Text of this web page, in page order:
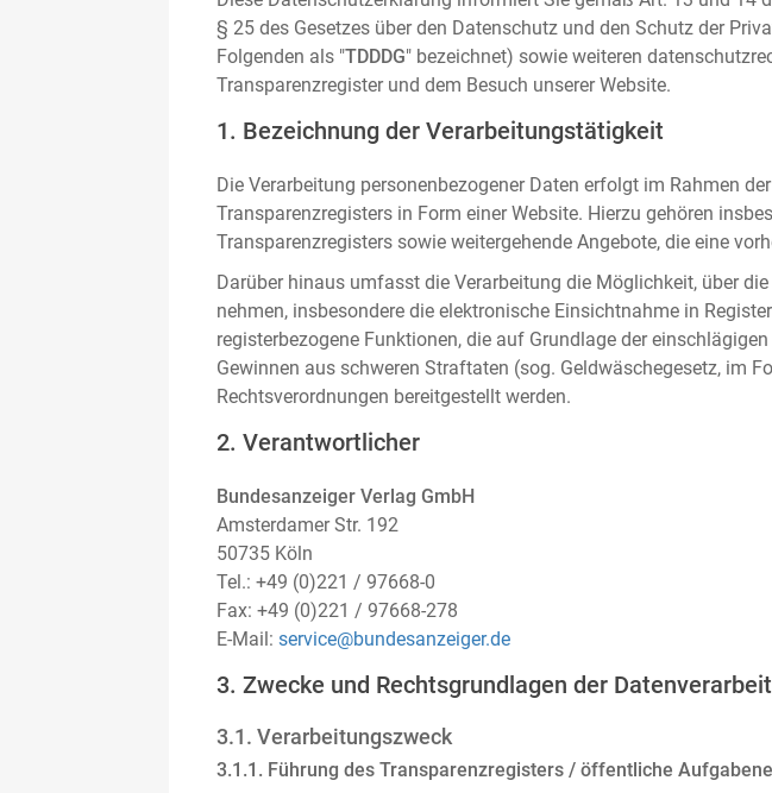
§ 25 des Gesetzes über den Datenschutz und den Schutz der
Folgenden als "TDDDG" bezeichnet) sowie weiteren
Transparenzregister und dem Besuch unserer Website.
1. Bezeichnung der Verarbeitungstätigkeit
Die Verarbeitung personenbezogener Daten erfolgt im Rahmen
Transparenzregisters in Form einer Website. Hierzu gehören
Transparenzregisters sowie weitergehende Angebote, die eine
Darüber hinaus umfasst die Verarbeitung die Möglichkeit, über
nehmen, insbesondere die elektronische Einsichtnahme in
registerbezogene Funktionen, die auf Grundlage der
Gewinnen aus schweren Straftaten (sog. Geldwäschegesetz, im
Rechtsverordnungen bereitgestellt werden.
2. Verantwortlicher
Bundesanzeiger Verlag GmbH
Amsterdamer Str. 192
50735 Köln
Tel.: +49 (0)221 / 97668-0
Fax: +49 (0)221 / 97668-278
E-Mail: service@bundesanzeiger.de
3. Zwecke und Rechtsgrundlagen der
3.1. Verarbeitungszweck
3.1.1. Führung des Transparenzregisters / öffentliche